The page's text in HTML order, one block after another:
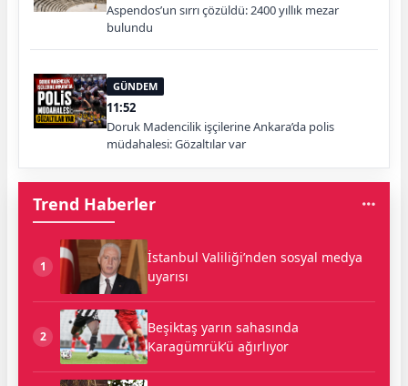
Aspendos’un sırrı çözüldü: 2400 yıllık mezar
bulundu
GÜNDEM
11:52
Doruk Madencilik işçilerine Ankara’da polis
müdahalesi: Gözaltılar var
Trend Haberler
1
İstanbul Valiliği’nden sosyal medya
uyarısı
2
Beşiktaş yarın sahasında
Karagümrük’ü ağırlıyor